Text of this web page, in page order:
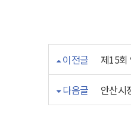
이전글 제15회
다음글 안산시